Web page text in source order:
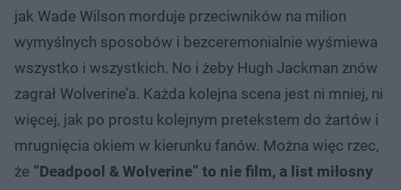
jak Wade Wilson morduje przeciwników na milion
wymyślnych sposobów i bezceremonialnie wyśmiewa
wszystko i wszystkich. No i żeby Hugh Jackman znów
zagrał Wolverine’a. Każda kolejna scena jest ni mniej, ni
więcej, jak po prostu kolejnym pretekstem do żartów i
mrugnięcia okiem w kierunku fanów. Można więc rzec,
że “Deadpool & Wolverine” to nie film, a list miłosny